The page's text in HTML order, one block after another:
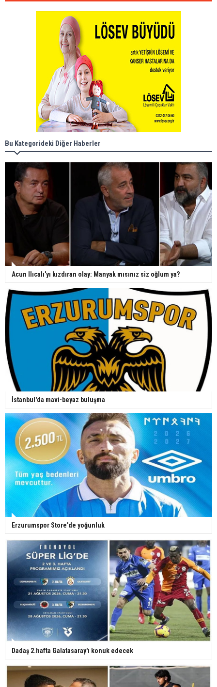
Bu Kategorideki Diğer Haberler
Acun Ilıcalı'yı kızdıran olay: Manyak mısınız siz oğlum ya?
İstanbul'da mavi-beyaz buluşma
Erzurumspor Store'de yoğunluk
Dadaş 2.hafta Galatasaray'ı konuk edecek